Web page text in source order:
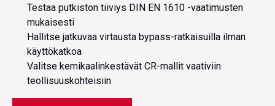
Testaa putkiston tiiviys DIN EN 1610 -vaatimusten
mukaisesti
Hallitse jatkuvaa virtausta bypass-ratkaisuilla ilman
käyttökatkoa
Valitse kemikaalinkestävät CR-mallit vaativiin
teollisuuskohteisiin